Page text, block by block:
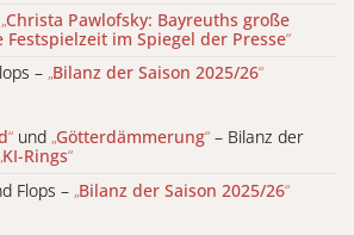
„Christa Pawlofsky: Bayreuths große
im Spiegel der Presse“
– „Bilanz der Saison 2025/26“
“ und „Götterdämmerung“ – Bilanz der
„KI-Rings“
Flops – „Bilanz der Saison 2025/26“